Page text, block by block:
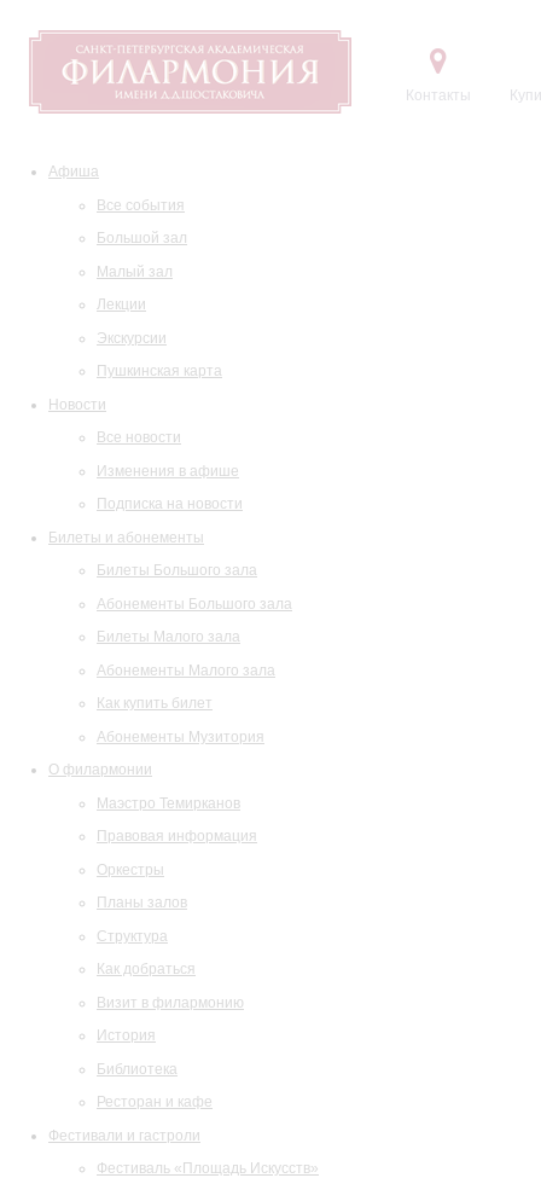
Контакты
Афиша
Все события
Большой зал
Малый зал
Лекции
Экскурсии
Пушкинская карта
Новости
Все новости
Изменения в афише
Подписка на новости
Билеты и абонементы
Билеты Большого зала
Абонементы Большого зала
Билеты Малого зала
Абонементы Малого зала
Как купить билет
Абонементы Музитория
О филармонии
Маэстро Темирканов
Правовая информация
Оркестры
Планы залов
Структура
Как добраться
Визит в филармонию
История
Библиотека
Ресторан и кафе
Фестивали и гастроли
Фестиваль «Площадь Искусств»